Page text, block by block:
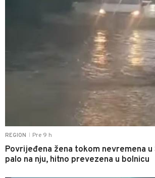
REGION Pre 9 h
Povrijeđena žena tokom nevremena
palo na nju, hitno prevezena u bolnicu